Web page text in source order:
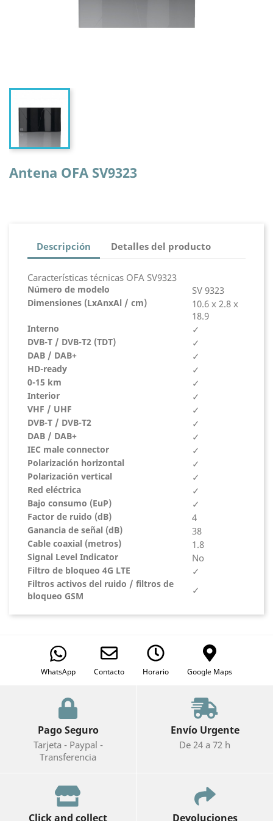
Antena OFA SV9323
Descripción Detalles del producto
Características técnicas OFA SV9323
Número de modelo SV 9323
Dimensiones (LxAnxAl / cm)
10.6 x 2.8 x
18.9
Interno ✓
DVB-T / DVB-T2 (TDT) ✓
DAB / DAB+ ✓
HD-ready ✓
0-15 km ✓
Interior ✓
VHF / UHF ✓
DVB-T / DVB-T2 ✓
DAB / DAB+ ✓
IEC male connector ✓
Polarización horizontal ✓
Polarización vertical ✓
Red eléctrica ✓
Bajo consumo (EuP) ✓
Factor de ruido (dB) 4
Ganancia de señal (dB) 38
Cable coaxial (metros) 1.8
Signal Level Indicator No
Filtro de bloqueo 4G LTE ✓
Filtros activos del ruido / filtros de
bloqueo GSM
✓
WhatsApp Contacto Horario Google Maps
Pago Seguro
Tarjeta - Paypal -
Transferencia
Envío Urgente
De 24 a 72 h
Click and collect Devoluciones